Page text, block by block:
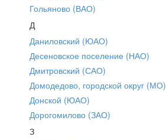
Гольяново (ВАО)
Д
Даниловский (ЮАО)
Десеновское поселение (НАО)
Дмитровский (САО)
Домодедово, городской округ (МО)
Донской (ЮАО)
Дорогомилово (ЗАО)
З